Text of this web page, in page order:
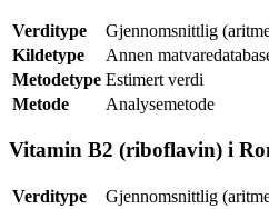
Verditype
Gjennomsnittlig
Kildetype
Annen
Metodetype Estimert verdi
Metode
Analysemetode
Vitamin B2 (riboflavin) i
Verditype
Gjennomsnittlig